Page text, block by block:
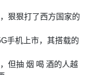
狠狠打了西方国家的
手机上市，其搭载的
但抽 烟 喝 酒的人越